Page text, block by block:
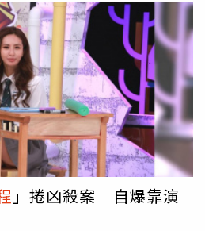
生活仍不輕鬆。
年的自己感謝著：「心疼自己那
能沒有未來的事，不知道做什麼
哪，原來以前的堅持總有一天一
到你都是為了此時此刻的現在，很
地往前衝。」為此也曾陷入嚴重
來尋找自己走出來。從自我否定
懂得與自己相處：「改變開始嘉許
當下，自然坦然面對一切。」而
退路的情況，BL劇的邀約出現
演出：「BL角色很像那時候的
故事的時候就一直哭 ，把這機
際關係相處上，他也有所體悟：
」捲凶殺案 自爆靠演